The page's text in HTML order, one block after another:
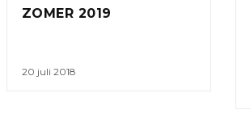
ZOMER 2019
20 juli 2018